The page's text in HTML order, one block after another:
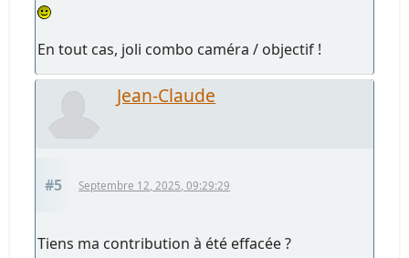
En tout cas, joli combo caméra / objectif !
Jean-Claude
#5 Septembre 12, 2025, 09:29:29
Tiens ma contribution à été effacée ?